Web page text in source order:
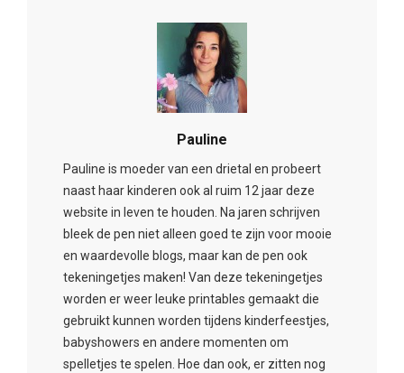
Pauline
Pauline is moeder van een drietal en probeert
naast haar kinderen ook al ruim 12 jaar deze
website in leven te houden. Na jaren schrijven
bleek de pen niet alleen goed te zijn voor mooie
en waardevolle blogs, maar kan de pen ook
tekeningetjes maken! Van deze tekeningetjes
worden er weer leuke printables gemaakt die
gebruikt kunnen worden tijdens kinderfeestjes,
babyshowers en andere momenten om
spelletjes te spelen. Hoe dan ook, er zitten nog